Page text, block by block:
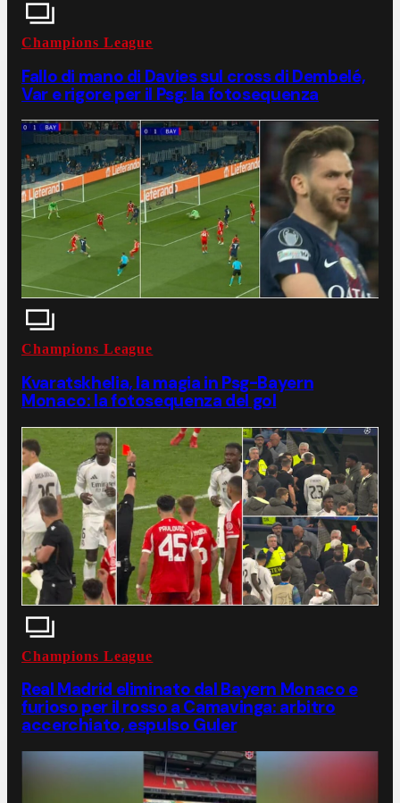
Champions League
Fallo di mano di Davies sul cross di Dembelé,
Var e rigore per il Psg: la fotosequenza
Champions League
Kvaratskhelia, la magia in Psg-Bayern
Monaco: la fotosequenza del gol
Champions League
Real Madrid eliminato dal Bayern Monaco e
furioso per il rosso a Camavinga: arbitro
accerchiato, espulso Guler